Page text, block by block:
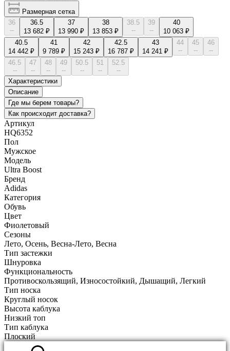
Размерная сетка
36
--
36.5
13 682 ₽
37
13 990 ₽
38
13 853 ₽
38.5
--
39
--
40
10 063 ₽
40.5
14 442 ₽
41
9 789 ₽
42
15 243 ₽
42.5
16 787 ₽
43
14 241 ₽
44
--
45
--
46
--
46.5
--
47
--
48
--
49
--
50.5
--
51
--
52.5
--
Характеристики
Описание
Где мы берем товары?
Как происходит доставка?
Артикул
HQ6352
Пол
Мужское
Модель
Ultra Boost
Бренд
Adidas
Категория
Обувь
Цвет
Фиолетовый
Сезоны
Лето, Осень, Весна-Лето, Весна
Тип застежки
Шнуровка
Функциональность
Противоскользящий, Износостойкий, Дышащий, Легкий
Тип носка
Круглый носок
Высота каблука
Низкий топ
Тип каблука
Плоский